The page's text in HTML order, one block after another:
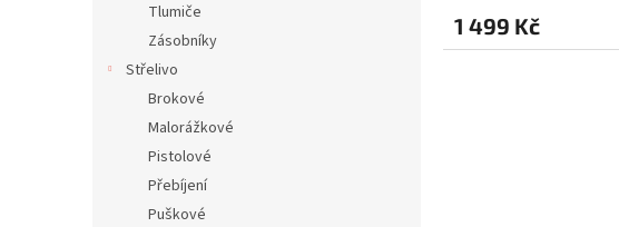
Tlumiče
Zásobníky
Střelivo
Brokové
Malorážkové
Pistolové
Přebíjení
Puškové
1 499 Kč